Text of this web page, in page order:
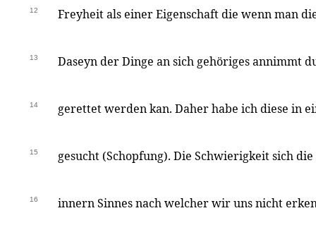
12 Freyheit als einer Eigenschaft die wenn man
13 Daseyn der Dinge an sich gehöriges annimmt
14 gerettet werden kan. Daher habe ich diese in
15 gesucht (Schopfung). Die Schwierigkeit sich die
16 innern Sinnes nach welcher wir uns nicht